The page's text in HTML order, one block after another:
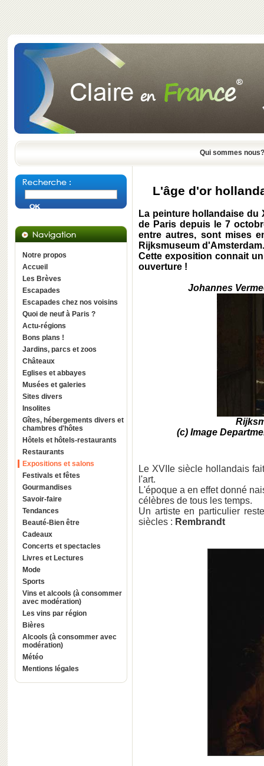
Qui sommes nous?
Notre propos
Accueil
Les Brèves
Escapades
Escapades chez nos voisins
Quoi de neuf à Paris ?
Actu-régions
Bons plans !
Jardins, parcs et zoos
Châteaux
Eglises et abbayes
Musées et galeries
Sites divers
Insolites
Gîtes, hébergements divers et
chambres d'hôtes
Hôtels et hôtels-restaurants
Restaurants
Expositions et salons
Festivals et fêtes
Gourmandises
Savoir-faire
Tendances
Beauté-Bien être
Cadeaux
Concerts et spectacles
Livres et Lectures
Mode
Sports
Vins et alcools (à consommer
avec modération)
Les vins par région
Bières
Alcools (à consommer avec
modération)
Météo
Mentions légales
L'âge d'or
La peinture hollandaise
de Parisdepuis le 7
entre autres, sont mises
Rijksmuseum d'Amsterdam.
Cette exposition connait
ouverture !
Johannes
(c) Image
Le XVIIe siècle hollandais
l'art.
L'époque a en effet donné
célèbres de tous les temps.
Un artiste en particulier
siècles : Rembrandt